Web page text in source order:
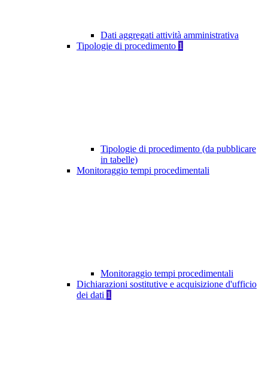
Dati aggregati attività amministrativa
Tipologie di procedimento 1
Tipologie di procedimento (da pubblicare
in tabelle)
Monitoraggio tempi procedimentali
Monitoraggio tempi procedimentali
Dichiarazioni sostitutive e acquisizione d'ufficio
dei dati 1